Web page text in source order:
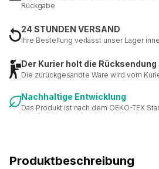
Produktbeschreibung
Rückgabe
24 STUNDEN VERSAND
Ihre Bestellung verlässt unser Lager
Der Kurier holt die Rücksendung
Die zurückgesandte Ware wird vom
Nachhaltige Entwicklung
Das Produkt ist nach dem OEKO-TEX